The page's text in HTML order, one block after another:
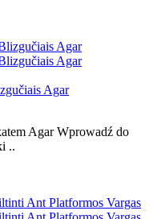
Agar
Agar Wprowadź do
..